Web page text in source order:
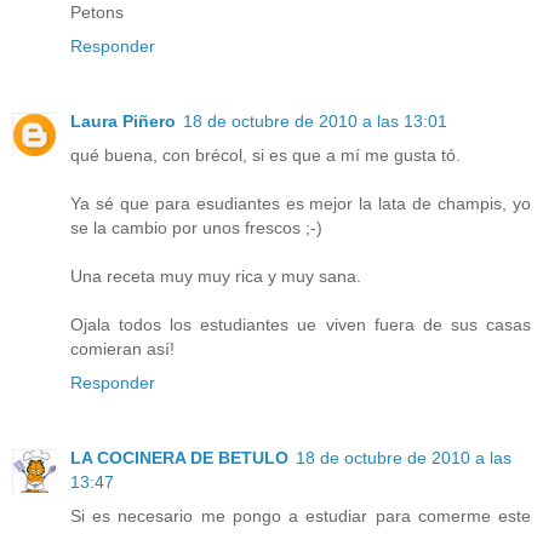
Petons
Responder
Laura Piñero 18 de octubre de 2010 a las 13:01
qué buena, con brécol, si es que a mí me gusta tó.
Ya sé que para esudiantes es mejor la lata de champis, yo
se la cambio por unos frescos ;-)
Una receta muy muy rica y muy sana.
Ojala todos los estudiantes ue viven fuera de sus casas
comieran así!
Responder
LA COCINERA DE BETULO 18 de octubre de 2010 a las
13:47
Si es necesario me pongo a estudiar para comerme este